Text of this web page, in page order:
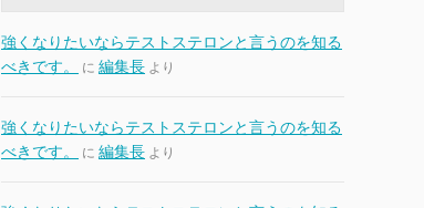
強くなりたいならテストステロンと言うのを知る
べきです。
に 編集長 より
強くなりたいならテストステロンと言うのを知る
べきです。
に 編集長 より